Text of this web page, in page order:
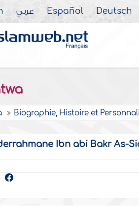
عربي Español Deutsch
Biographie, Histoire et
Ibn abi Bakr As-